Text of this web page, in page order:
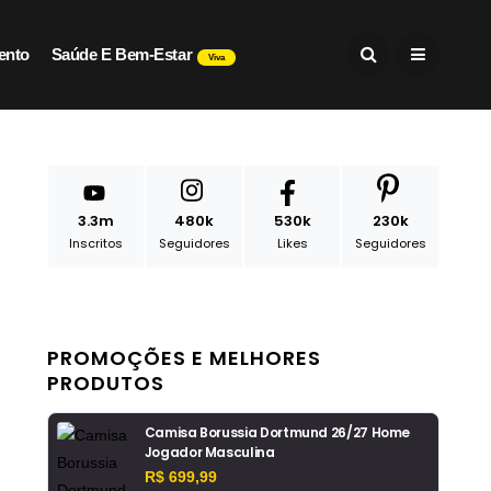
Saúde E Bem-Estar Viva
3.3m
Inscritos
480k
Seguidores
530k
Likes
230k
Seguidores
PROMOÇÕES E MELHORES
PRODUTOS
Camisa Borussia Dortmund 26/27 Home
Jogador Masculina
R$ 699,99